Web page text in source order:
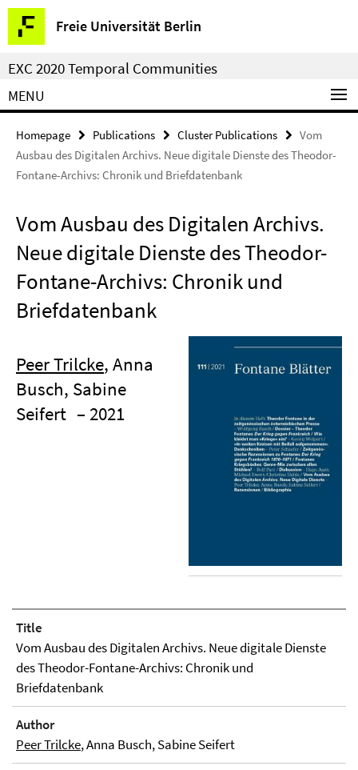
Springe
direkt
zu
Inhalt
Freie Universität Berlin
Service
Navigation
EXC 2020 Temporal Communities
MENU
Homepage Publications Cluster Publications
Vom
Ausbau des Digitalen Archivs. Neue digitale Dienste des Theodor-
Fontane-Archivs: Chronik und Briefdatenbank
Vom Ausbau des Digitalen Archivs.
Neue digitale Dienste des Theodor-
Fontane-Archivs: Chronik und
Briefdatenbank
Peer Trilcke, Anna
Busch, Sabine
Seifert – 2021
Title
Vom Ausbau des Digitalen Archivs. Neue digitale Dienste
des Theodor-Fontane-Archivs: Chronik und
Briefdatenbank
Author
Peer Trilcke, Anna Busch, Sabine Seifert